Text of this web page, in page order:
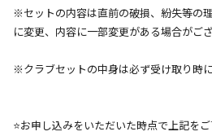
※セットの内容は直前の破損、紛失等の
に変更、内容に一部変更がある場合がご
※クラブセットの中身は必ず受け取り時
⭐️お申し込みをいただいた時点で上記を